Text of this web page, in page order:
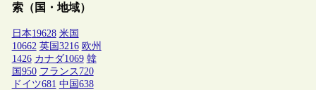
索（国・地域）
日本19628 米国
10662 英国 3216 欧州
1426 カナダ1069 韓
国 950 フランス 720
ドイツ681 中国 638